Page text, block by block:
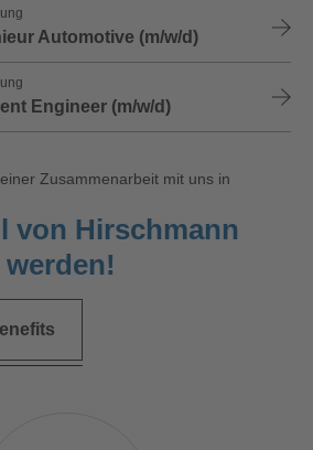
Automotive (m/w/d)
Engineer (m/w/d)
Zusammenarbeit mit uns in
von Hirschmann